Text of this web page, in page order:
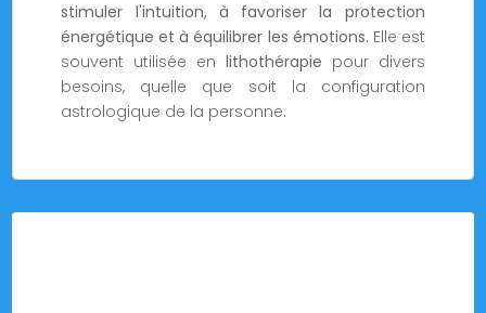
stimuler l'intuition, à favoriser la protection
énergétique et à équilibrer les émotions. Elle est
souvent utilisée en lithothérapie pour divers
besoins, quelle que soit la configuration
astrologique de la personne.